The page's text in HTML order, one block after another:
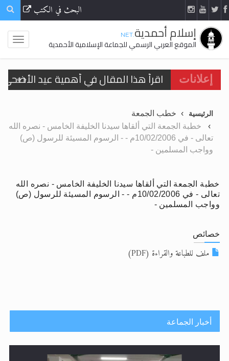
البحث في الكتب
إسلام أحمدية.NET
الموقع العربي الرسمي للجماعة الإسلامية الأحمدية
إعلانات
الحجّ.. دلالات، حِكم، وأهداف >> المزيد
تعميم هامّ لأفراد الجماعة >> المزيد
تعميم هامّ لأفراد الجماعة >> المزيد
اقرأ هذا الكتاب وتعرّف على حقيقة
اقرأ هذا المقال في أهمية عيد
الرئيسية
خطب الجمعة
خطبة الجمعة التي ألقاها سيدنا الخليفة الخامس - نصره الله
تعالى - في 10/02/2006م - - الرسوم المسيئة للرسول (ص)
وواجب المسلمين -
خطبة الجمعة التي ألقاها سيدنا الخليفة الخامس - نصره الله
تعالى - في 10/02/2006م - - الرسوم المسيئة للرسول (ص)
وواجب المسلمين -
خصائص
ملف للطباعة والقراءة (PDF)
أخبار الجماعة